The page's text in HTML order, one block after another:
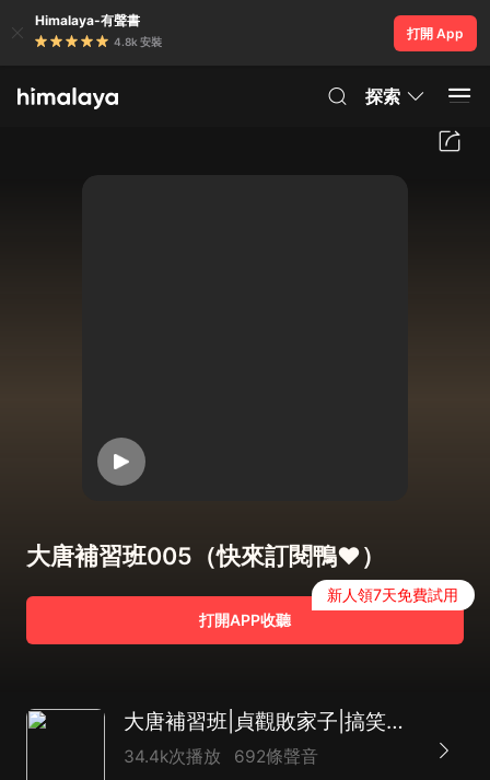
Himalaya-有聲書
4.8k 安裝
打開 App
探索
大唐補習班005（快來訂閱鴨❤️）
打開APP收聽
新人領7天免費試用
大唐補習班|貞觀敗家子|搞笑有聲小說多人
34.4k次播放 692條聲音